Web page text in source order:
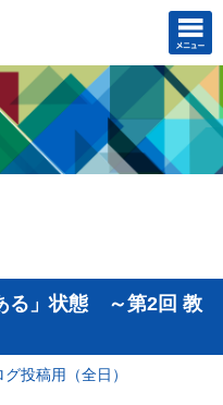
る」状態 ～第2回 教
投稿用（全日）